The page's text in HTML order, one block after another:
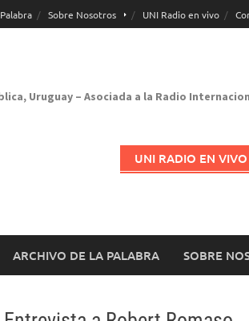
Sobre Nosotros UNI Radio en vivo
Uruguay – Asociada a la Radio
UNI RADIO EN VIVO
ARCHIVO DE LA PALABRA SOBRE